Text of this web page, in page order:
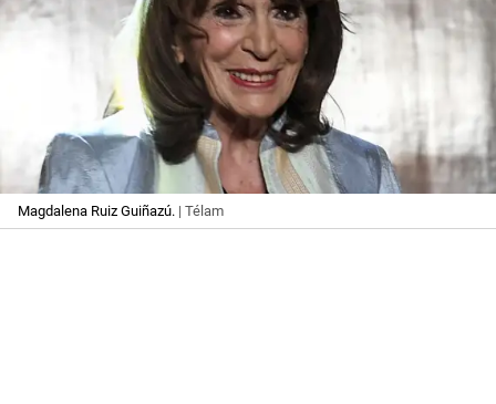
Magdalena Ruiz Guiñazú. | Télam